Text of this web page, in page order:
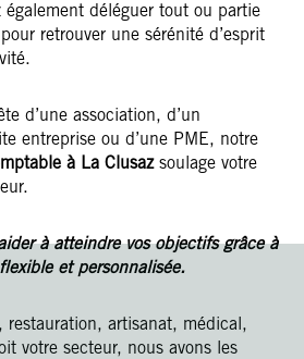
également déléguer tout ou partie
pour retrouver une sérénité d’esprit
d’une association, d’un
entreprise ou d’une PME, notre
à La Clusazsoulage votre
à atteindre vos objectifs grâce à
et personnalisée.
restauration, artisanat, médical,
votre secteur, nous avons les